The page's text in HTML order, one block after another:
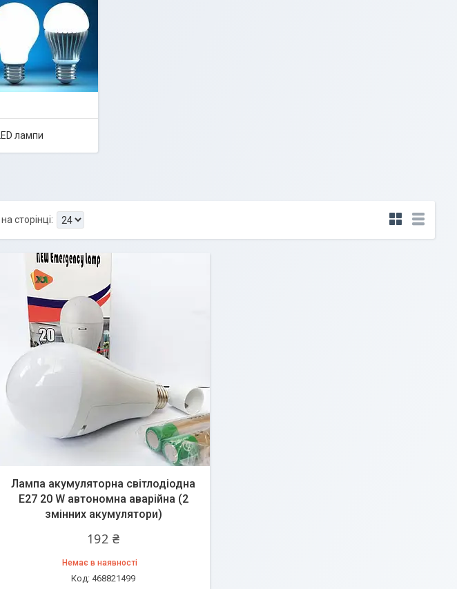
LED лампи
Лампа акумуляторна світлодіодна
E27 20 W автономна аварійна (2
змінних акумулятори)
192 ₴
Немає в наявності
468821499